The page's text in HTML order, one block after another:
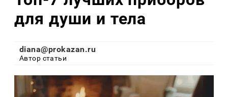
для души и тела
diana@prokazan.ru
Автор статьи